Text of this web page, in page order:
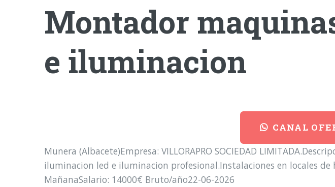
Montador
e iluminacion
CANAL
Munera (Albacete)Empresa: VILLORAPRO SOCIEDAD
iluminacion led e iluminacion profesional.Instalaciones en locales
MañanaSalario: 14000€ Bruto/año22-06-2026